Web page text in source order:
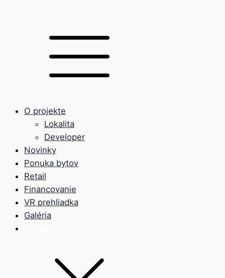
O projekte
Lokalita
Developer
Novinky
Ponuka bytov
Retail
Financovanie
VR prehliadka
Galéria